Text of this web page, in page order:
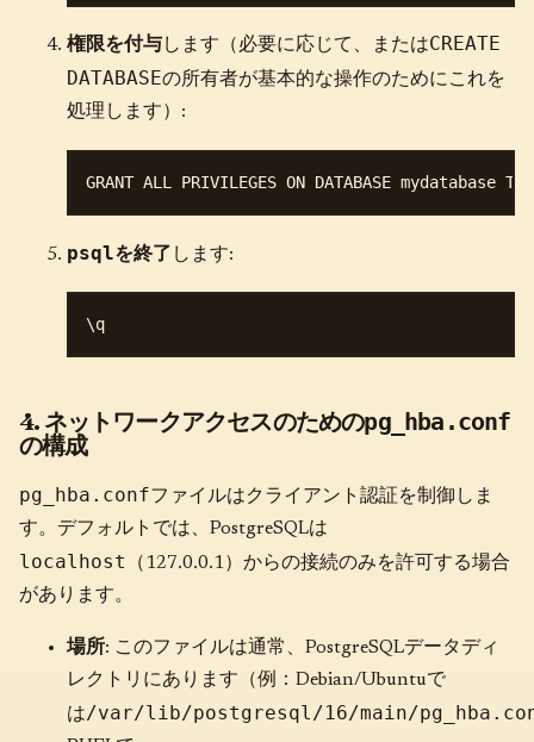
権限を付与します（必要に応じて、またはCREATE
DATABASEの所有者が基本的な操作のためにこれを
処理します）:
psqlを終了 します:
4. ネットワークアクセスのためのpg_hba.conf
の構成
pg_hba.confファイルはクライアント認証を制御しま
す。デフォルトでは、PostgreSQLは
localhost
（127.0.0.1）からの接続のみを許可する場合
があります。
場所: このファイルは通常、PostgreSQLデータディ
レクトリにあります（例：Debian/Ubuntuで
は/var/lib/postgresql/16/main/